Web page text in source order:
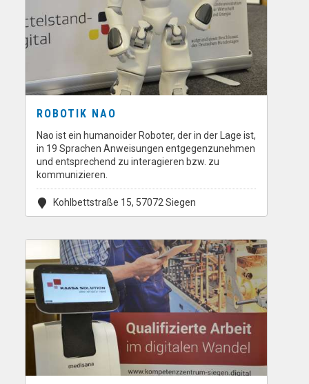
ROBOTIK NAO
Nao ist ein humanoider Roboter, der in der Lage ist,
in 19 Sprachen Anweisungen entgegenzunehmen
und entsprechend zu interagieren bzw. zu
kommunizieren.
Kohlbettstraße 15, 57072 Siegen